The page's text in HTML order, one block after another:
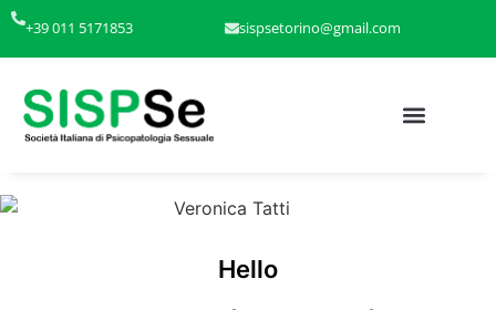
+39 011 5171853 sispsetorino@gmail.com
Hello